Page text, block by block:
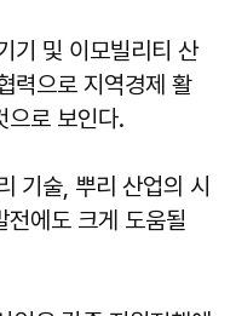
기 및 이모빌리티 산
력으로 지역경제 활
으로 보인다.
기술, 뿌리 산업의 시
에도 크게 도움될